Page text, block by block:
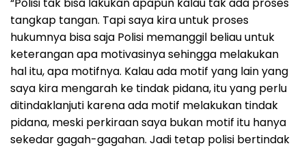
tangkap tangan. Tapi saya kira untuk proses
hukumnya bisa saja Polisi memanggil beliau untuk
keterangan apa motivasinya sehingga melakukan
hal itu, apa motifnya. Kalau ada motif yang lain yang
saya kira mengarah ke tindak pidana, itu yang perlu
ditindaklanjuti karena ada motif melakukan tindak
pidana, meski perkiraan saya bukan motif itu hanya
sekedar gagah-gagahan. Jadi tetap polisi bertindak